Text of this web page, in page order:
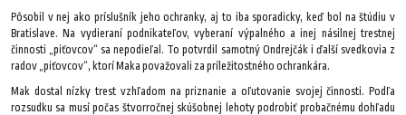
Pôsobil v nej ako príslušník jeho ochranky, aj to iba sporadicky, keď bol na štúdiu v
Bratislave. Na vydieraní podnikateľov, vyberaní výpalného a inej násilnej trestnej
činnosti „piťovcov“ sa nepodieľal. To potvrdil samotný Ondrejčák i ďalší svedkovia z
radov „piťovcov“, ktorí Maka považovali za príležitostného ochrankára.
Mak dostal nízky trest vzhľadom na priznanie a oľutovanie svojej činnosti. Podľa
rozsudku sa musí počas štvorročnej skúšobnej lehoty podrobiť probačnému dohľadu